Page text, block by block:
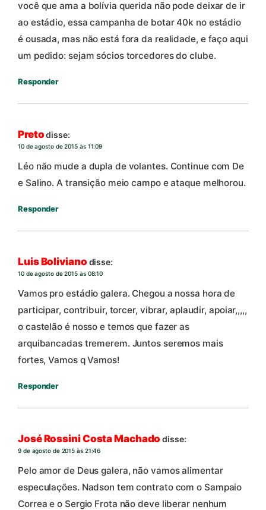
você que ama a bolívia querida não pode deixar de ir
ao estádio, essa campanha de botar 40k no estádio
é ousada, mas não está fora da realidade, e faço aqui
um pedido: sejam sócios torcedores do clube.
Responder
Preto disse:
10 de agosto de 2015 às 11:09
Léo não mude a dupla de volantes. Continue com De
e Salino. A transição meio campo e ataque melhorou.
Responder
Luis Boliviano disse:
10 de agosto de 2015 às 08:10
Vamos pro estádio galera. Chegou a nossa hora de
participar, contribuir, torcer, vibrar, aplaudir, apoiar,,,,,
o castelão é nosso e temos que fazer as
arquibancadas tremerem. Juntos seremos mais
fortes, Vamos q Vamos!
Responder
José Rossini Costa Machado disse:
9 de agosto de 2015 às 21:46
Pelo amor de Deus galera, não vamos alimentar
especulações. Nadson tem contrato com o Sampaio
Correa e o Sergio Frota não deve liberar nenhum